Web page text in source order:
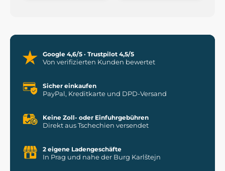
Google 4,6/5 · Trustpilot 4,5/5
Von verifizierten Kunden bewertet
Sicher einkaufen
PayPal, Kreditkarte und DPD-Versand
Keine Zoll- oder Einfuhrgebühren
Direkt aus Tschechien versendet
2 eigene Ladengeschäfte
In Prag und nahe der Burg Karlštejn